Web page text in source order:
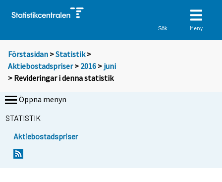
Sök Meny
Förstasidan >Statistik >
Aktiebostadspriser> 2016 > juni
> Revideringar i denna statistik
Öppna menyn
STATISTIK
Aktiebostadspriser